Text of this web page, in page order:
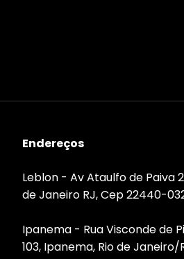
Endereços
Leblon - Av Ataulfo de Paiva
de Janeiro RJ, Cep 22440-
Ipanema - Rua Visconde de
103, Ipanema, Rio de Janeiro/